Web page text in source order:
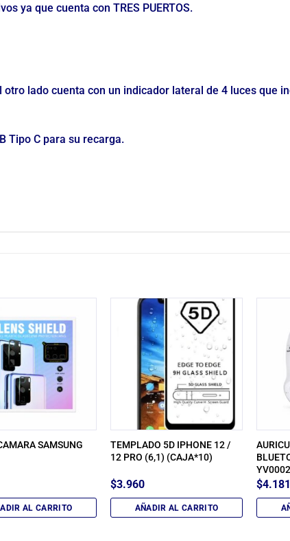
ya que cuenta con TRES PUERTOS.
lado cuenta con un indicador lateral de 4 luces que
Tipo C para su recarga.
SAMSUNG
AL CARRITO
TEMPLADO 5D IPHONE 12 /
12 PRO (6,1) (CAJA*10)
$3.960
AÑADIR AL CARRITO
YV0002
$4.181